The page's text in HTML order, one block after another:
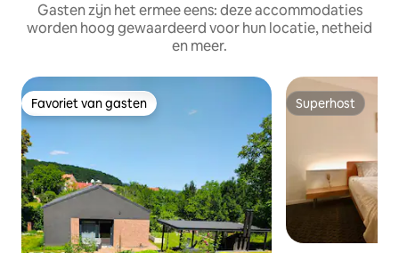
Gasten zijn het ermee eens: deze accommodaties
worden hoog gewaardeerd voor hun locatie, netheid
en meer.
Favoriet van gasten
Favoriet van gasten Superhost
Superhost